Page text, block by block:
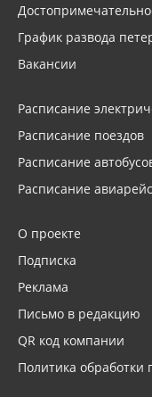
График развода
Вакансии
Расписание
Расписание поездов
Расписание
Расписание
О проекте
Подписка
Реклама
Письмо в редакцию
QR код компании
Политика